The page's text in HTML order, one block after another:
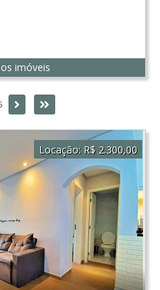
imóveis
PróximaÚltima
Locação: R$ 2.300,00